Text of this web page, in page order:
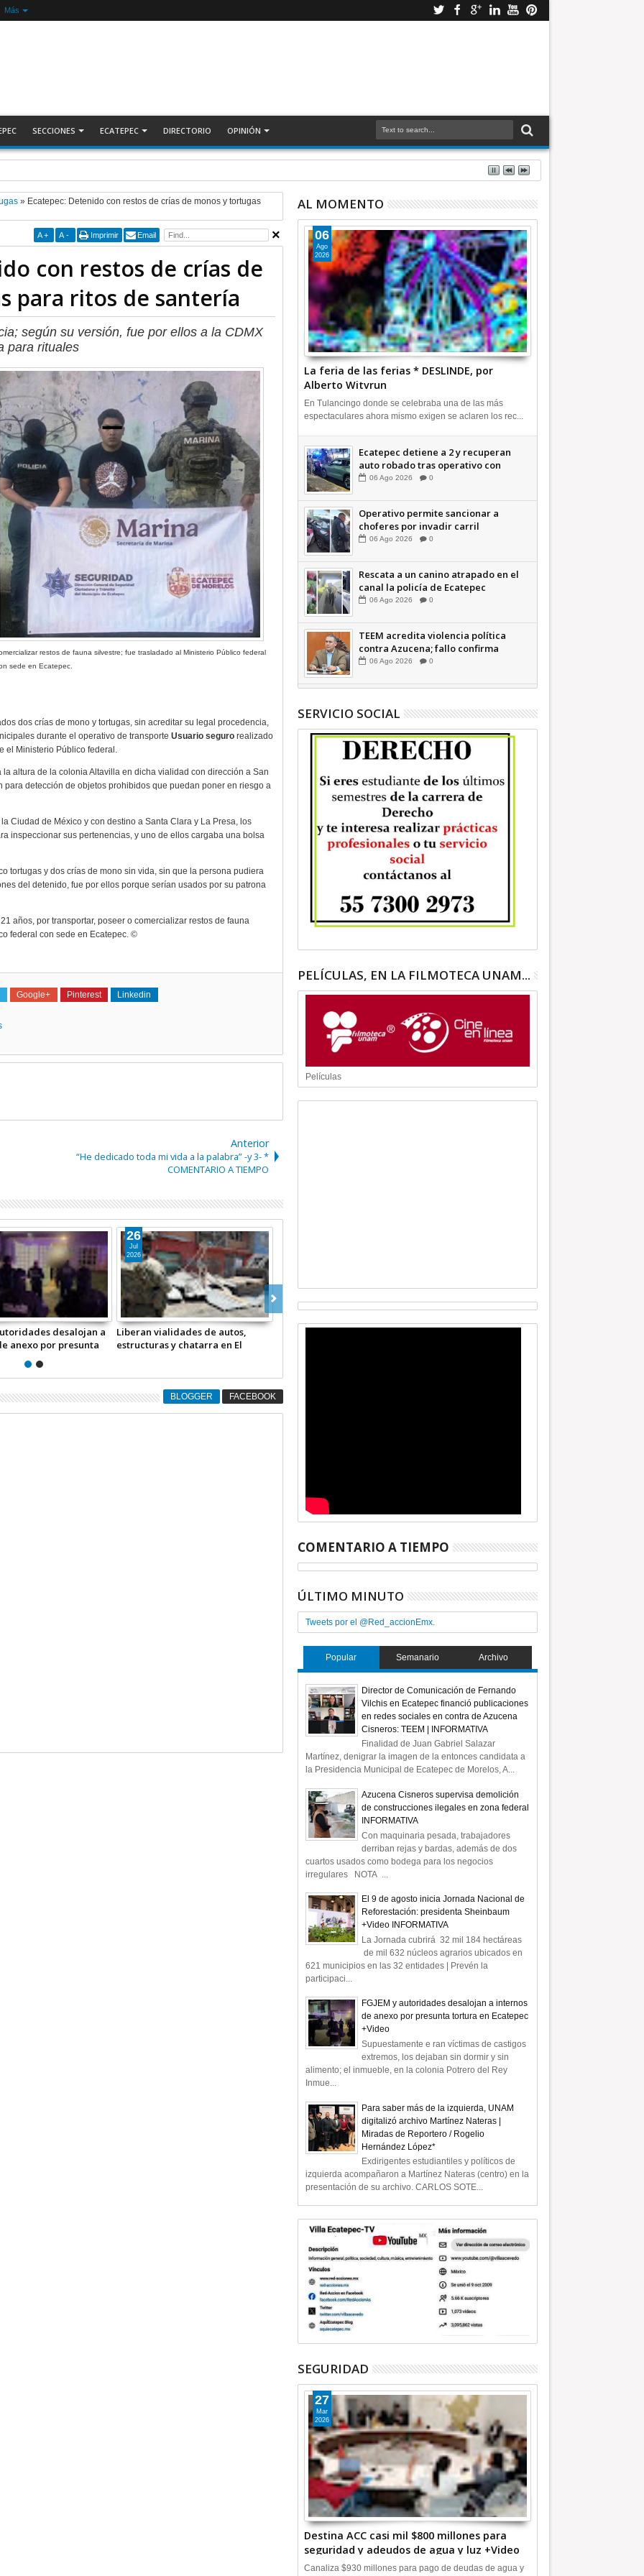
Más
SECCIONES ECATEPEC DIRECTORIO OPINIÓN
» Ecatepec: Detenido con restos de crías de monos y tortugas
A + A - Imprimir Email
con restos de crías de
para ritos de santería
según su versión, fue por ellos a la CDMX
para rituales
restos de fauna silvestre; fue trasladado al Ministerio Público federal
sede en Ecatepec.
dos crías de mono y tortugas, sin acreditar su legal procedencia,
durante el operativo de transporte Usuario segurorealizado
el Ministerio Público federal.
altura de la colonia Altavilla en dicha vialidad con dirección a San
detección de objetos prohibidos que puedan poner en riesgo a
Ciudad de México y con destino a Santa Clara y La Presa, los
inspeccionar sus pertenencias, y uno de ellos cargaba una bolsa
tortugas y dos crías de mono sin vida, sin que la persona pudiera
del detenido, fue por ellos porque serían usados por su patrona
años, por transportar, poseer o comercializar restos de fauna
federal con sede en Ecatepec. ©
Google+ Pinterest Linkedin
Anterior
“He dedicado toda mi vida a la palabra” -y 3- *
COMENTARIO A TIEMPO
Ecatepec detiene a “El
en Baja California
Detienen a presunta
extorsionadora de un comedero
23
Jul
2026
BLOGGER FACEBOOK
AL MOMENTO
La feria de las ferias * DESLINDE, por
Alberto Witvrun
06
Ago
2026
En Tulancingo donde se celebraba una de las más
espectaculares ahora mismo exigen se aclaren los rec...
Ecatepec detiene a 2 y recuperan
auto robado tras operativo con
Tecámac +Video | INFORMATIVA
06 Ago 2026 0
Operativo permite sancionar a
choferes por invadir carril
confinado: Ecatepec +Video |
06 Ago 2026 0
Rescata a un canino atrapado en el
canal la policía de Ecatepec
INFORMATIVA
06 Ago 2026 0
TEEM acredita violencia política
contra Azucena; fallo confirma
guerra sucia: Octavio Martínez
06 Ago 2026 0
SERVICIO SOCIAL
PELÍCULAS, EN LA FILMOTECA UNAM...
Películas
COMENTARIO A TIEMPO
ÚLTIMO MINUTO
Tweets por el @Red_accionEmx.
Popular Semanario Archivo
Director de Comunicación de Fernando
Vilchis en Ecatepec financió publicaciones
en redes sociales en contra de Azucena
Cisneros: TEEM | INFORMATIVA
Finalidad de Juan Gabriel Salazar
Martínez, denigrar la imagen de la entonces candidata a
la Presidencia Municipal de Ecatepec de Morelos, A...
Azucena Cisneros supervisa demolición
de construcciones ilegales en zona federal
INFORMATIVA
Con maquinaria pesada, trabajadores
derriban rejas y bardas, además de dos
cuartos usados como bodega para los negocios
irregulares NOTA ...
El 9 de agosto inicia Jornada Nacional de
Reforestación: presidenta Sheinbaum
+Video INFORMATIVA
La Jornada cubrirá 32 mil 184 hectáreas
de mil 632 núcleos agrarios ubicados en
621 municipios en las 32 entidades | Prevén la
participaci...
FGJEM y autoridades desalojan a internos
de anexo por presunta tortura en Ecatepec
+Video
Supuestamente e ran víctimas de castigos
extremos, los dejaban sin dormir y sin
alimento; el inmueble, en la colonia Potrero del Rey
Inmue...
Para saber más de la izquierda, UNAM
digitalizó archivo Martínez Nateras |
Miradas de Reportero / Rogelio
Hernández López*
Exdirigentes estudiantiles y políticos de
izquierda acompañaron a Martínez Nateras (centro) en la
presentación de su archivo. CARLOS SOTE...
SEGURIDAD
Destina ACC casi mil $800 millones para
seguridad y adeudos de agua y luz +Video
27
Mar
2026
Canaliza $930 millones para pago de deudas de agua y